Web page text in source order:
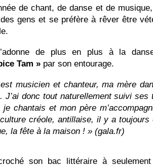
de chant, de danse et de
gens et se préfère à rêver être
de plus en plus à la
Tam » par son entourage.
musicien et chanteur, ma mère
J’ai donc tout naturellement suivi
je chantais et mon père
créole, antillaise, il y a toujours
la fête à la maison ! » (gala.fr)
son bac littéraire à